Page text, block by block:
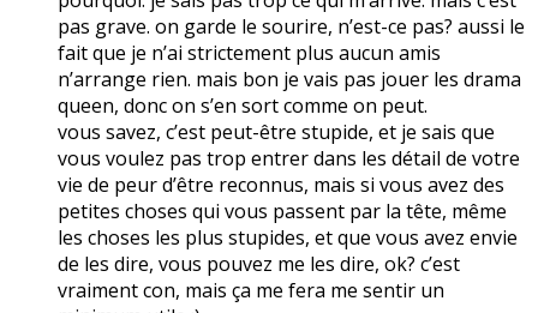
pas grave. on garde le sourire, n’est-ce pas? aussi le
fait que je n’ai strictement plus aucun amis
n’arrange rien. mais bon je vais pas jouer les drama
queen, donc on s’en sort comme on peut.
vous savez, c’est peut-être stupide, et je sais que
vous voulez pas trop entrer dans les détail de votre
vie de peur d’être reconnus, mais si vous avez des
petites choses qui vous passent par la tête, même
les choses les plus stupides, et que vous avez envie
de les dire, vous pouvez me les dire, ok? c’est
vraiment con, mais ça me fera me sentir un